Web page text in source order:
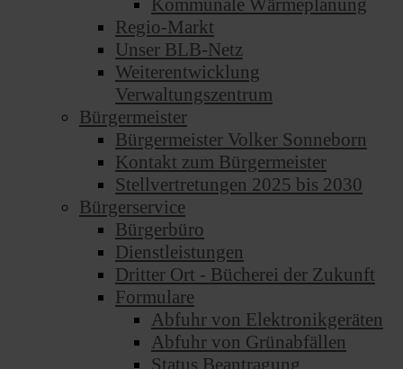
Kommunale Wärmeplanung
Regio-Markt
Unser BLB-Netz
Weiterentwicklung
Verwaltungszentrum
Bürgermeister
Bürgermeister Volker Sonneborn
Kontakt zum Bürgermeister
Stellvertretungen 2025 bis 2030
Bürgerservice
Bürgerbüro
Dienstleistungen
Dritter Ort - Bücherei der Zukunft
Formulare
Abfuhr von Elektronikgeräten
Abfuhr von Grünabfällen
Status Beantragung